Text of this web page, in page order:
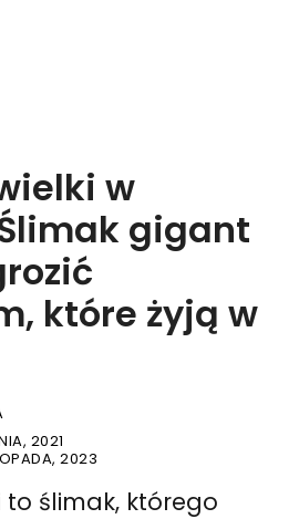
w
gigant
które żyją w
2021
2023
to ślimak, którego